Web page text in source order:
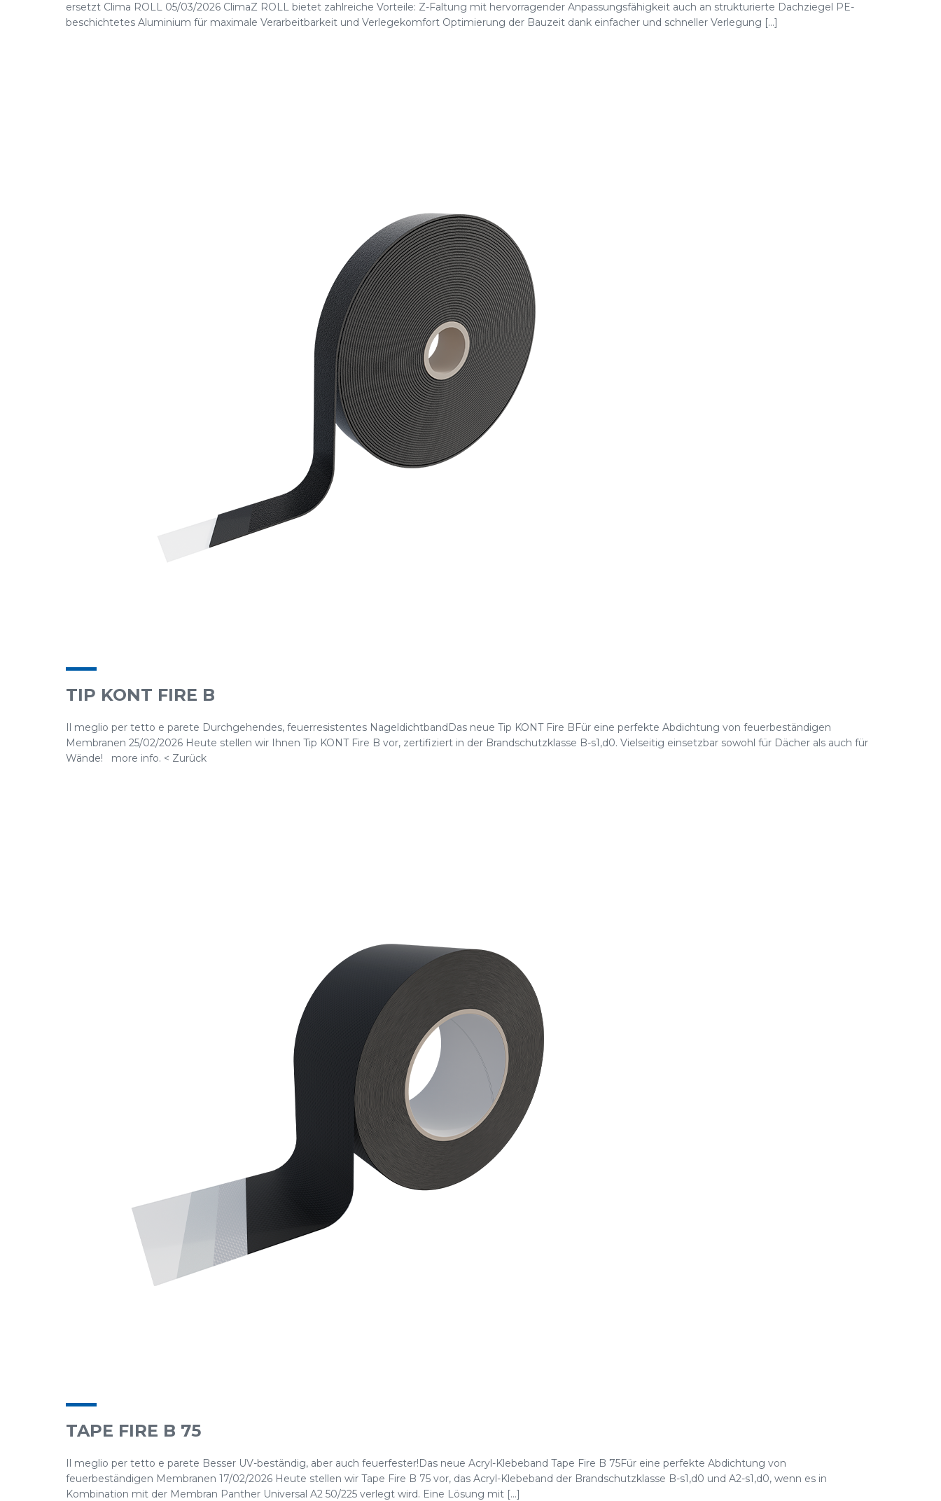
ersetzt Clima ROLL 05/03/2026 ClimaZ ROLL bietet zahlreiche Vorteile: Z-Faltung mit hervorragender Anpassungsfähigkeit auch an strukturierte Dachziegel PE-
beschichtetes Aluminium für maximale Verarbeitbarkeit und Verlegekomfort Optimierung der Bauzeit dank einfacher und schneller Verlegung [...]
TIP KONT FIRE B
Il meglio per tetto e parete Durchgehendes, feuerresistentes NageldichtbandDas neue Tip KONT Fire BFür eine perfekte Abdichtung von feuerbeständigen
Membranen 25/02/2026 Heute stellen wir Ihnen Tip KONT Fire B vor, zertifiziert in der Brandschutzklasse B-s1,d0. Vielseitig einsetzbar sowohl für Dächer als auch für
Wände! more info. < Zurück
TAPE FIRE B 75
Il meglio per tetto e parete Besser UV-beständig, aber auch feuerfester!Das neue Acryl-Klebeband Tape Fire B 75Für eine perfekte Abdichtung von
feuerbeständigen Membranen 17/02/2026 Heute stellen wir Tape Fire B 75 vor, das Acryl-Klebeband der Brandschutzklasse B-s1,d0 und A2-s1,d0, wenn es in
Kombination mit der Membran Panther Universal A2 50/225 verlegt wird. Eine Lösung mit [...]